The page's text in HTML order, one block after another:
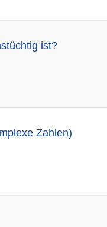
ist?
Zahlen)